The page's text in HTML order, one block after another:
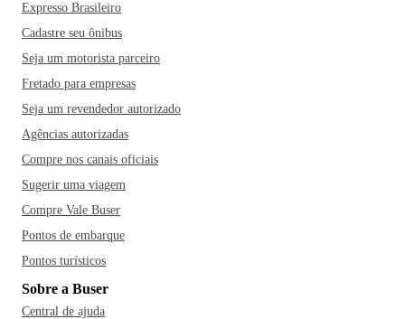
Expresso Brasileiro
Cadastre seu ônibus
Seja um motorista parceiro
Fretado para empresas
Seja um revendedor autorizado
Agências autorizadas
Compre nos canais oficiais
Sugerir uma viagem
Compre Vale Buser
Pontos de embarque
Pontos turísticos
Sobre a Buser
Central de ajuda